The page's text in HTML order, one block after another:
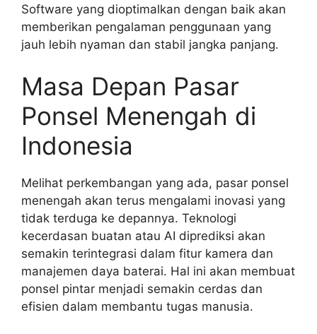
Software yang dioptimalkan dengan baik akan
memberikan pengalaman penggunaan yang
jauh lebih nyaman dan stabil jangka panjang.
Masa Depan Pasar
Ponsel Menengah di
Indonesia
Melihat perkembangan yang ada, pasar ponsel
menengah akan terus mengalami inovasi yang
tidak terduga ke depannya. Teknologi
kecerdasan buatan atau AI diprediksi akan
semakin terintegrasi dalam fitur kamera dan
manajemen daya baterai. Hal ini akan membuat
ponsel pintar menjadi semakin cerdas dan
efisien dalam membantu tugas manusia.